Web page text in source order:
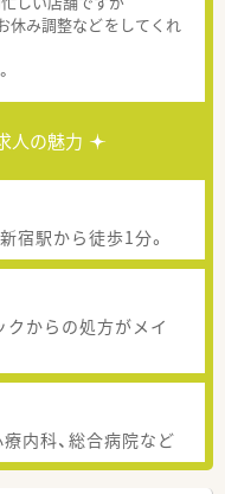
休み調整などをしてくれ
人の魅力
宿駅から徒歩1分。
からの処方がメイ
内科、総合病院など